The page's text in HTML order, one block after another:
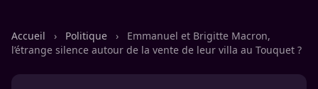
Accueil › Politique ›
Emmanuel et Brigitte Macron,
l’étrange silence autour de la vente de leur villa au Touquet ?